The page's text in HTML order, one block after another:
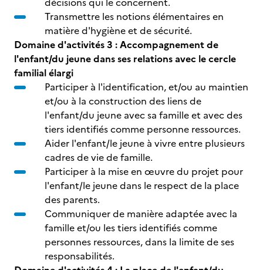
Transmettre les notions élémentaires en
matière d'hygiène et de sécurité.
Domaine d'activités 3 : Accompagnement de
l'enfant/du jeune dans ses relations avec le cercle
familial élargi
Participer à l'identification, et/ou au maintien
et/ou à la construction des liens de
l'enfant/du jeune avec sa famille et avec des
tiers identifiés comme personne ressources.
Aider l'enfant/le jeune à vivre entre plusieurs
cadres de vie de famille.
Participer à la mise en œuvre du projet pour
l'enfant/le jeune dans le respect de la place
des parents.
Communiquer de manière adaptée avec la
famille et/ou les tiers identifiés comme
personnes ressources, dans la limite de ses
responsabilités.